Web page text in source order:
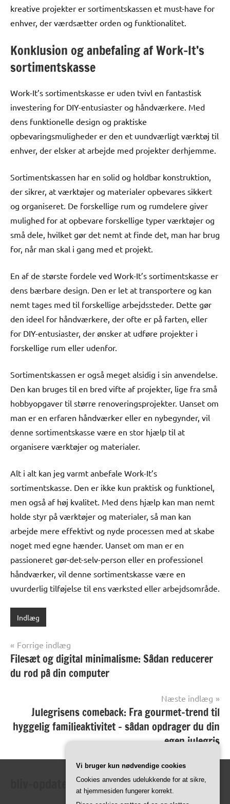
kreative projekter er sortimentskassen et must-have for
enhver, der værdsætter orden og funktionalitet.
Konklusion og anbefaling af Work-It’s
sortimentskasse
Work-It’s sortimentskasse er uden tvivl en fantastisk
investering for DIY-entusiaster og håndværkere. Med
dens funktionelle design og praktiske
opbevaringsmuligheder er den et uundværligt værktøj til
enhver, der elsker at arbejde med projekter derhjemme.
Sortimentskassen har en solid og holdbar konstruktion,
der sikrer, at værktøjer og materialer opbevares sikkert
og organiseret. De forskellige rum og rumdelere giver
mulighed for at opbevare forskellige typer værktøjer og
små dele, hvilket gør det nemt at finde det, man har brug
for, når man skal i gang med et projekt.
En af de største fordele ved Work-It’s sortimentskasse er
dens bærbare design. Den er let at transportere og kan
nemt tages med til forskellige arbejdssteder. Dette gør
den ideel for håndværkere, der ofte er på farten, eller
for DIY-entusiaster, der ønsker at udføre projekter i
forskellige rum eller udenfor.
Sortimentskassen er også meget alsidig i sin anvendelse.
Den kan bruges til en bred vifte af projekter, lige fra små
hobbyopgaver til større renoveringsprojekter. Uanset om
man er en erfaren håndværker eller en nybegynder, vil
denne sortimentskasse være en stor hjælp til at
organisere værktøjer og materialer.
Alt i alt kan jeg varmt anbefale Work-It’s
sortimentskasse. Den er ikke kun praktisk og funktionel,
men også af høj kvalitet. Med dens hjælp kan man nemt
holde styr på værktøjer og materialer, så man kan
arbejde mere effektivt og nyde processen med at skabe
noget med egne hænder. Uanset om man er en
passioneret gør-det-selv-person eller en professionel
håndværker, vil denne sortimentskasse være en
uvurderlig tilføjelse til ens værksted eller arbejdsområde.
Indlæg
Indlægsnavigation
Forrige indlæg
Filesæt og digital minimalisme: Sådan reducerer
du rod på din computer
Næste indlæg
Julegrisens comeback: Fra gourmet-trend til
hyggelig familieaktivitet – sådan opdrager du din
egen julegris
bliv-opdateret.dk
Vi bruger kun nødvendige cookies
Cookies anvendes udelukkende for at sikre,
at hjemmesiden fungerer korrekt.